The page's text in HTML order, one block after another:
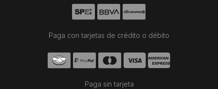
Paga con tarjetas de crédito o débito
Paga sin tarjeta